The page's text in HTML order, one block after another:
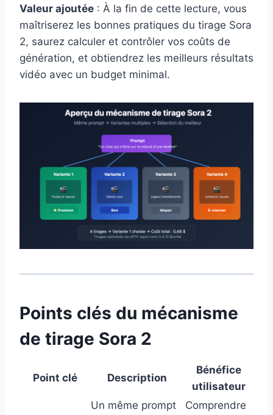
Valeur ajoutée : À la fin de cette lecture, vous
maîtriserez les bonnes pratiques du tirage Sora
2, saurez calculer et contrôler vos coûts de
génération, et obtiendrez les meilleurs résultats
vidéo avec un budget minimal.
Points clés du mécanisme
de tirage Sora 2
Point clé Description
Bénéfice
utilisateur
Un même prompt
Comprendre